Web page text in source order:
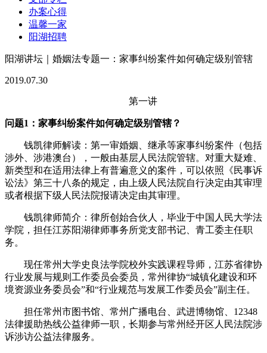
办案心得
温馨一家
阳湖招聘
阳湖讲坛｜婚姻法专题一：家事纠纷案件如何确定级别管辖
2019.07.30
第一讲
问题1：家事纠纷案件如何确定级别管辖？
钱凯律师解读：第一审婚姻、继承等家事纠纷案件（包括
涉外、涉港澳台），一般由基层人民法院管辖。对重大疑难、
新类型和在适用法律上有普遍意义的案件，可以依照《民事诉
讼法》第三十八条的规定，由上级人民法院自行决定由其审理
或者根据下级人民法院报请决定由其审理。
钱凯律师简介：律所创始合伙人，毕业于中国人民大学法
学院，担任江苏阳湖律师事务所党支部书记、青工委主任职
务。
现任常州大学史良法学院校外实践课程导师，江苏省律协
行业发展与规则工作委员会委员，常州律协“城镇化建设和环
境资源业务委员会”和“行业规范与发展工作委员会”副主任。
担任常州市图书馆、常州广播电台、武进博物馆、12348
法律援助热线公益律师一职，长期参与常州经开区人民法院涉
诉涉访公益法律服务。